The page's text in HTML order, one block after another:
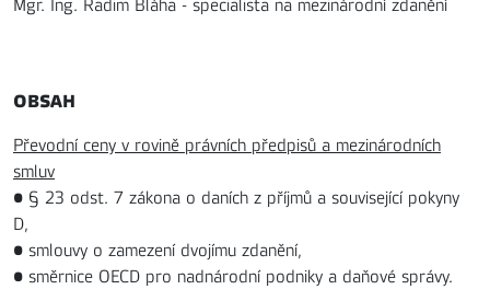
Mgr. Ing. Radim Bláha - specialista na mezinárodní zdanění
OBSAH
Převodní ceny v rovině právních předpisů a mezinárodních
smluv
• § 23 odst. 7 zákona o daních z příjmů a související pokyny
D,
• smlouvy o zamezení dvojímu zdanění,
• směrnice OECD pro nadnárodní podniky a daňové správy.